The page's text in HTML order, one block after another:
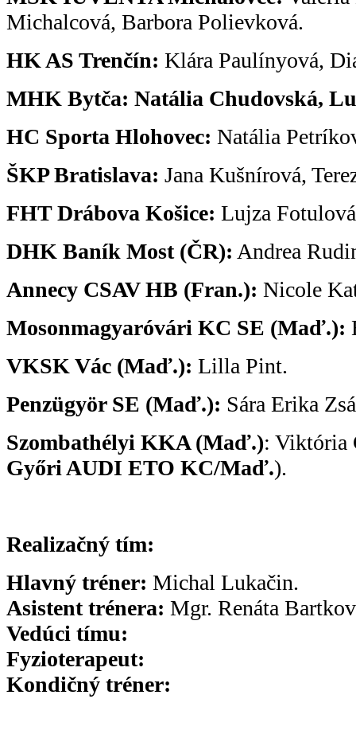
Michalcová, Barbora Polievková.
HK AS Trenčín: Klára Paulínyová,
MHK Bytča: Natália Chudovská,
HC Sporta Hlohovec: Natália
ŠKP Bratislava: Jana Kušnírová,
FHT Drábova Košice: Lujza
DHK Baník Most (ČR): Andrea
Annecy CSAV HB (Fran.): Nicole
Mosonmagyaróvári KC SE (Maď.):
VKSK Vác (Maď.): Lilla Pint.
Penzügyör SE (Maď.): Sára Erika
Szombathélyi KKA (Maď.): Viktória
Győri AUDI ETO KC/Maď.).
Realizačný tím:
Hlavný tréner: Michal Lukačin.
Asistent trénera: Mgr. Renáta
Vedúci tímu:
Fyzioterapeut:
Kondičný tréner: